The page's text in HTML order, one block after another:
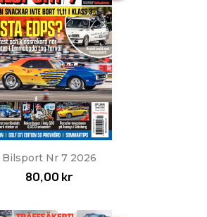
Bilsport Nr 7 2026
80,00 kr